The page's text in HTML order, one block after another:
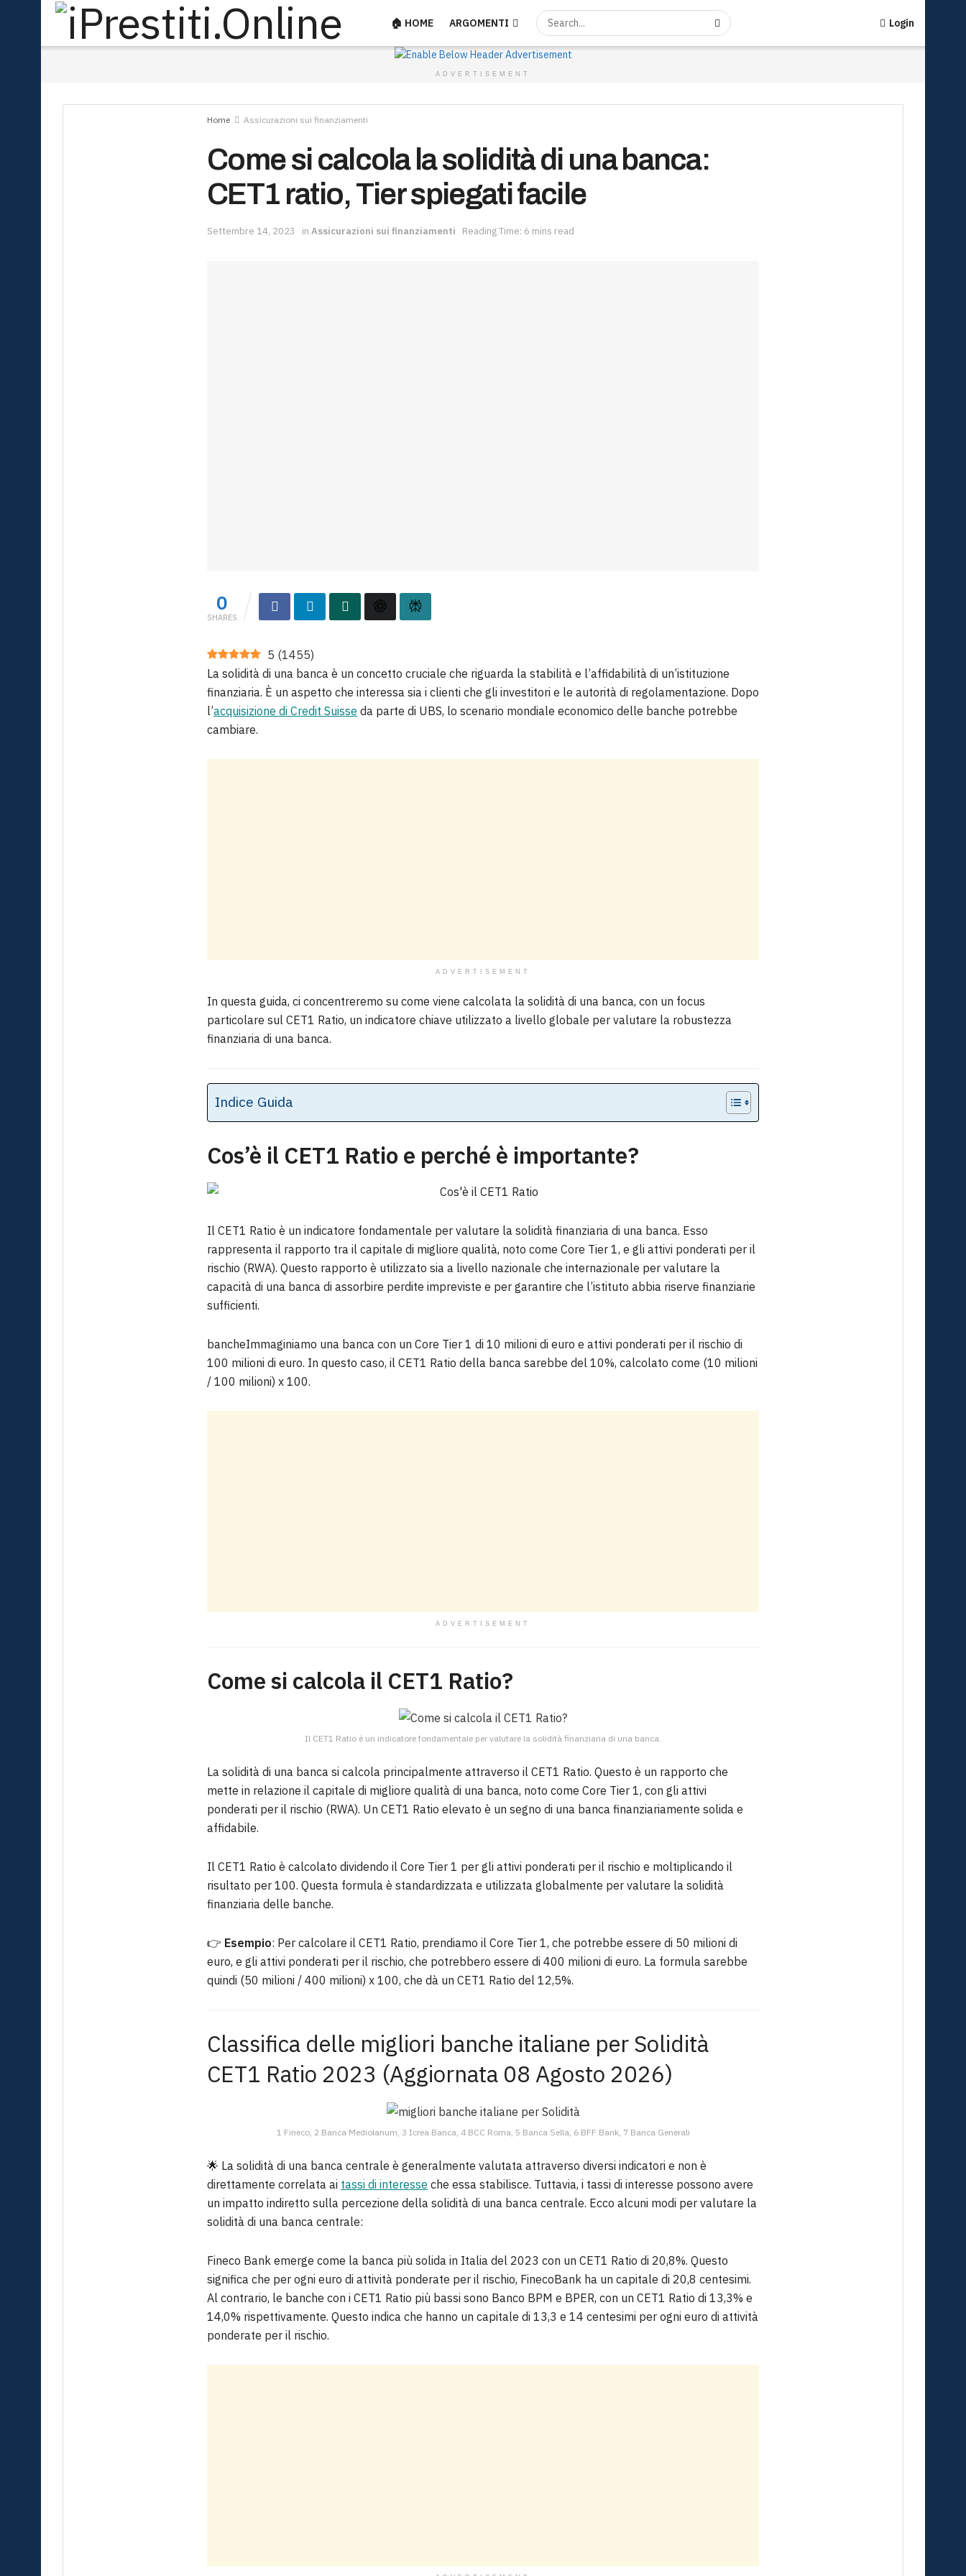
🏠 HOME ARGOMENTI Login
ADVERTISEMENT
Home Assicurazioni sui finanziamenti
Come si calcola la solidità di una banca:
CET1 ratio, Tier spiegati facile
Settembre 14, 2023 in Assicurazioni sui finanziamenti Reading Time: 6 mins read
0
SHARES
5 (1455)
La solidità di una banca è un concetto cruciale che riguarda la stabilità e l’affidabilità di un’istituzione
finanziaria. È un aspetto che interessa sia i clienti che gli investitori e le autorità di regolamentazione. Dopo
l’acquisizione di Credit Suisse da parte di UBS, lo scenario mondiale economico delle banche potrebbe
cambiare.
ADVERTISEMENT
In questa guida, ci concentreremo su come viene calcolata la solidità di una banca, con un focus
particolare sul CET1 Ratio, un indicatore chiave utilizzato a livello globale per valutare la robustezza
finanziaria di una banca.
Indice Guida
Cos’è il CET1 Ratio e perché è importante?
Il CET1 Ratio è un indicatore fondamentale per valutare la solidità finanziaria di una banca. Esso
rappresenta il rapporto tra il capitale di migliore qualità, noto come Core Tier 1, e gli attivi ponderati per il
rischio (RWA). Questo rapporto è utilizzato sia a livello nazionale che internazionale per valutare la
capacità di una banca di assorbire perdite impreviste e per garantire che l’istituto abbia riserve finanziarie
sufficienti.
bancheImmaginiamo una banca con un Core Tier 1 di 10 milioni di euro e attivi ponderati per il rischio di
100 milioni di euro. In questo caso, il CET1 Ratio della banca sarebbe del 10%, calcolato come (10 milioni
/ 100 milioni) x 100.
ADVERTISEMENT
Come si calcola il CET1 Ratio?
Il CET1 Ratio è un indicatore fondamentale per valutare la solidità finanziaria di una banca.
La solidità di una banca si calcola principalmente attraverso il CET1 Ratio. Questo è un rapporto che
mette in relazione il capitale di migliore qualità di una banca, noto come Core Tier 1, con gli attivi
ponderati per il rischio (RWA). Un CET1 Ratio elevato è un segno di una banca finanziariamente solida e
affidabile.
Il CET1 Ratio è calcolato dividendo il Core Tier 1 per gli attivi ponderati per il rischio e moltiplicando il
risultato per 100. Questa formula è standardizzata e utilizzata globalmente per valutare la solidità
finanziaria delle banche.
👉 Esempio: Per calcolare il CET1 Ratio, prendiamo il Core Tier 1, che potrebbe essere di 50 milioni di
euro, e gli attivi ponderati per il rischio, che potrebbero essere di 400 milioni di euro. La formula sarebbe
quindi (50 milioni / 400 milioni) x 100, che dà un CET1 Ratio del 12,5%.
Classifica delle migliori banche italiane per Solidità
CET1 Ratio 2023 (Aggiornata 08 Agosto 2026)
1 Fineco, 2 Banca Mediolanum, 3 Icrea Banca, 4 BCC Roma, 5 Banca Sella, 6 BFF Bank, 7 Banca Generali
🌟 La solidità di una banca centrale è generalmente valutata attraverso diversi indicatori e non è
direttamente correlata ai tassi di interesse che essa stabilisce. Tuttavia, i tassi di interesse possono avere
un impatto indiretto sulla percezione della solidità di una banca centrale. Ecco alcuni modi per valutare la
solidità di una banca centrale:
Fineco Bank emerge come la banca più solida in Italia del 2023 con un CET1 Ratio di 20,8%. Questo
significa che per ogni euro di attività ponderate per il rischio, FinecoBank ha un capitale di 20,8 centesimi.
Al contrario, le banche con i CET1 Ratio più bassi sono Banco BPM e BPER, con un CET1 Ratio di 13,3% e
14,0% rispettivamente. Questo indica che hanno un capitale di 13,3 e 14 centesimi per ogni euro di attività
ponderate per il rischio.